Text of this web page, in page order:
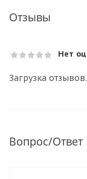
Отзывы
Нет
Загрузка
Вопрос/Ответ